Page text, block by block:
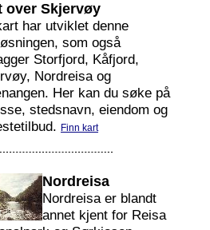
over Skjervøy
har utviklet denne
som også
Storfjord, Kåfjord,
Nordreisa og
Her kan du søke på
stedsnavn, eiendom og
Finn kart
Nordreisa
Nordreisa er blandt
annet kjent for Reisa